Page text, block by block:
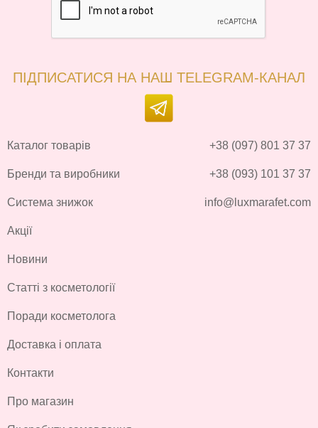
ПІДПИСАТИСЯ НА НАШ TELEGRAM-КАНАЛ
Каталог товарів
Бренди та виробники
Система знижок
Акції
Новини
Статті з косметології
Поради косметолога
Доставка і оплата
Контакти
Про магазин
+38 (097) 801 37 37
+38 (093) 101 37 37
info@luxmarafet.com